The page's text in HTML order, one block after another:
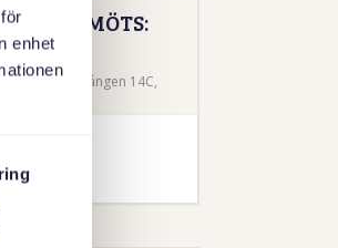
enhet
MÖTS:
Farstagången 14C,